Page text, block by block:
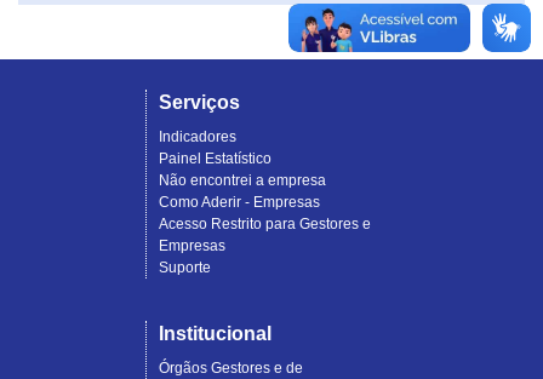
Serviços
Indicadores
Painel Estatístico
Não encontrei a empresa
Como Aderir - Empresas
Acesso Restrito para Gestores e
Empresas
Suporte
Institucional
Órgãos Gestores e de